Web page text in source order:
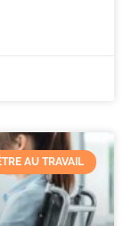
AU TRAVAIL